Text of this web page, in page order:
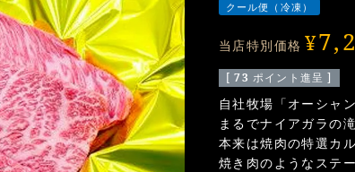
クール便（冷凍）
当店特別価格 ¥
[ 73 ポイント進呈 ]
自社牧場「オーシャ
まるでナイアガラの
本来は焼肉の特選カ
焼き肉のようなステ